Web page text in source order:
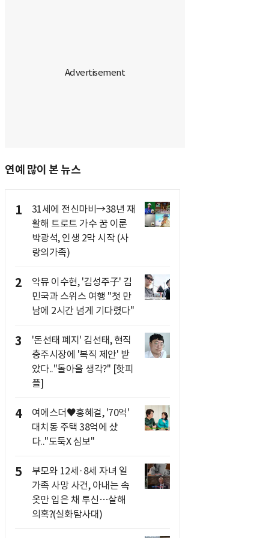
연예 많이 본 뉴스
1
31세에 전신마비→38년 재
활해 트로트 가수 꿈 이룬
박광석, 인생 2막 시작 (사
랑의가족)
2
악뮤 이수현, '김성주子' 김
민국과 스위스 여행 "첫 만
남에 2시간 넘게 기다렸다"
3
'돈선태 폐지' 김선태, 현직
충주시장에 '복직 제안' 받
았다.."돌아올 생각?" [핫피
플]
4
여에스더♥홍혜걸, '70억'
대치동 주택 38억에 샀
다.."도둑X 심보"
5
부모와 12세·8세 자녀 일
가족 사망 사건, 아내는 속
옷만 입은 채 투신…살해
의혹?(실화탐사대)